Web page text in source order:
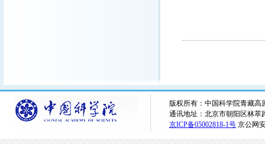
版权所有：中国科学院青藏高
通讯地址：北京市朝阳区林萃
京ICP备05002818-1号 京公网